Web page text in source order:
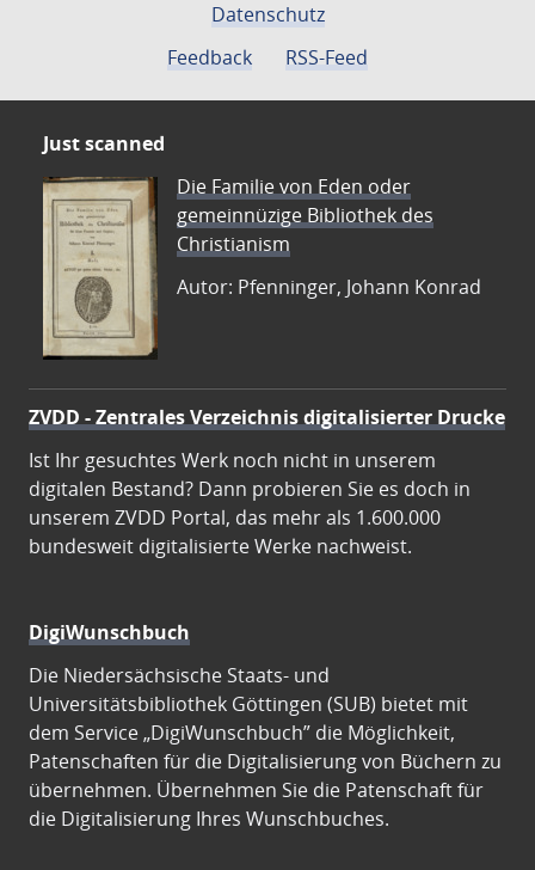
Datenschutz
Feedback
RSS-Feed
Just scanned
Die Familie von Eden oder
gemeinnüzige Bibliothek des
Christianism
Autor: Pfenninger, Johann Konrad
ZVDD - Zentrales Verzeichnis digitalisierter Drucke
Ist Ihr gesuchtes Werk noch nicht in unserem
digitalen Bestand? Dann probieren Sie es doch in
unserem ZVDD Portal, das mehr als 1.600.000
bundesweit digitalisierte Werke nachweist.
DigiWunschbuch
Die Niedersächsische Staats- und
Universitätsbibliothek Göttingen (SUB) bietet mit
dem Service „DigiWunschbuch” die Möglichkeit,
Patenschaften für die Digitalisierung von Büchern zu
übernehmen. Übernehmen Sie die Patenschaft für
die Digitalisierung Ihres Wunschbuches.